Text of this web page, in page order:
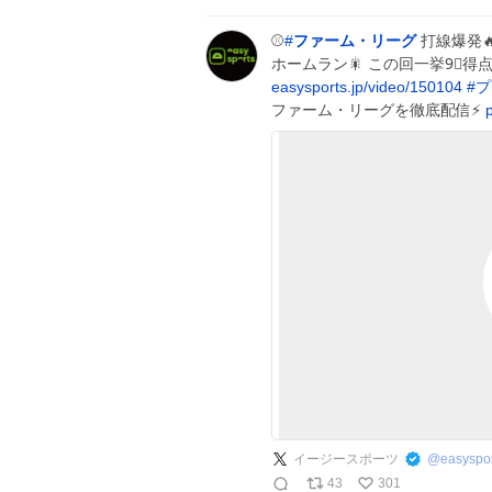
⚾️#ファーム・リーグ打線爆発
ホームラン🎇 この回一挙9⃣得
easysports.jp/video/150104 #
ファーム・リーグを徹底配信⚡️
イージースポーツ @
43
301